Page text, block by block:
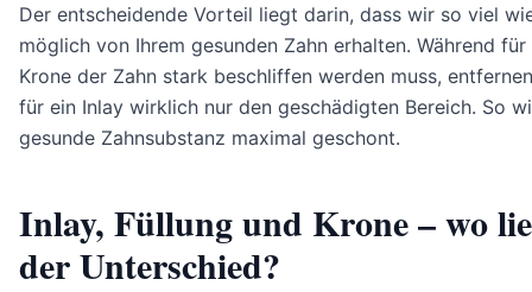
Der entscheidende Vorteil liegt darin, dass wir so viel
möglich von Ihrem gesunden Zahn erhalten. Während für
Krone der Zahn stark beschliffen werden muss,
für ein Inlay wirklich nur den geschädigten Bereich. So
gesunde Zahnsubstanz maximal geschont.
Inlay, Füllung und Krone – wo
der Unterschied?